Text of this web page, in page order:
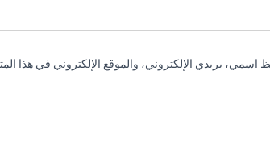
اسمي، بريدي الإلكتروني، والموقع الإلكتروني في هذا